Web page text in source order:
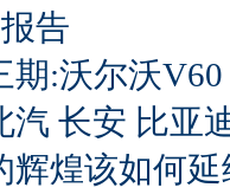
告
期:沃尔沃
汽 长安 比亚
辉煌该如何延